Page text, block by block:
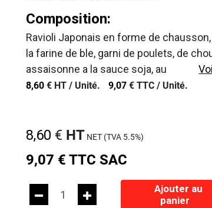
Composition:
Ravioli Japonais en forme de
la farine de ble, garni de poulets, de
assaisonne a la sauce soja, au
8,60 € HT / Unité. 9,07 € TTC / Unité.
8,60 € HT NET (TVA 5.5%)
9,07 € TTC SAC
Ajouter au
panier